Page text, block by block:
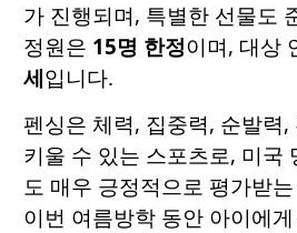
가 진행되며, 특별한 선물도
정원은 15명 한정이며, 대상
세입니다.
펜싱은 체력, 집중력, 순발력
키울 수 있는 스포츠로, 미국
도 매우 긍정적으로 평가받
이번 여름방학 동안 아이에